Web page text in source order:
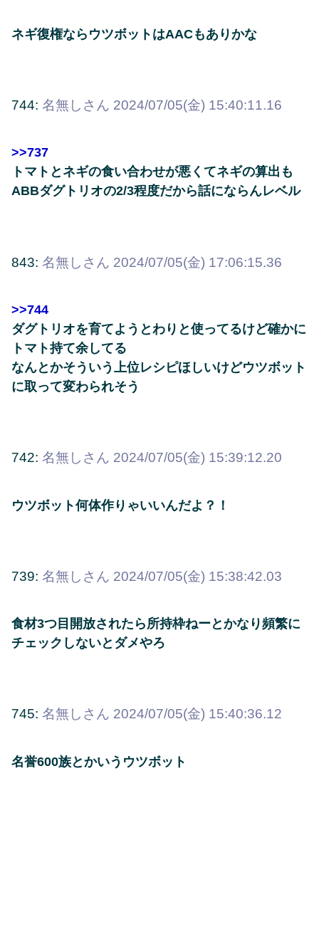
ネギ復権ならウツボットはAACもありかな
744: 名無しさん 2024/07/05(金) 15:40:11.16
>>737
トマトとネギの食い合わせが悪くてネギの算出も
ABBダグトリオの2/3程度だから話にならんレベル
843: 名無しさん 2024/07/05(金) 17:06:15.36
>>744
ダグトリオを育てようとわりと使ってるけど確かに
トマト持て余してる
なんとかそういう上位レシピほしいけどウツボット
に取って変わられそう
742: 名無しさん 2024/07/05(金) 15:39:12.20
ウツボット何体作りゃいいんだよ？！
739: 名無しさん 2024/07/05(金) 15:38:42.03
食材3つ目開放されたら所持枠ねーとかなり頻繁に
チェックしないとダメやろ
745: 名無しさん 2024/07/05(金) 15:40:36.12
名誉600族とかいうウツボット